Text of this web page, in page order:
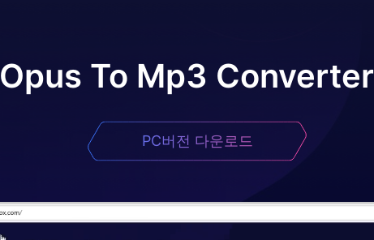
Opus To Mp3 Converter
PC버전 다운로드